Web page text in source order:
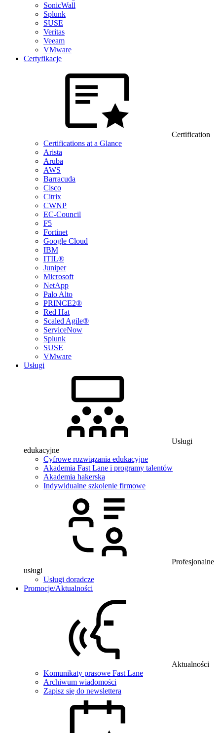
SonicWall
Splunk
SUSE
Veritas
Veeam
VMware
Certyfikacje
Certification
Certifications at a Glance
Arista
Aruba
AWS
Barracuda
Cisco
Citrix
CWNP
EC-Council
F5
Fortinet
Google Cloud
IBM
ITIL®
Juniper
Microsoft
NetApp
Palo Alto
PRINCE2®
Red Hat
Scaled Agile®
ServiceNow
Splunk
SUSE
VMware
Usługi
Usługi
edukacyjne
Cyfrowe rozwiązania edukacyjne
Akademia Fast Lane i programy talentów
Akademia hakerska
Indywidualne szkolenie firmowe
Profesjonalne
usługi
Usługi doradcze
Promocje/Aktualności
Aktualności
Komunikaty prasowe Fast Lane
Archiwum wiadomości
Zapisz się do newslettera